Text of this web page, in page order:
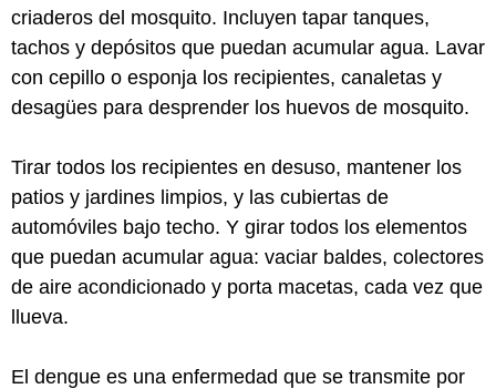
criaderos del mosquito. Incluyen tapar tanques,
tachos y depósitos que puedan acumular agua. Lavar
con cepillo o esponja los recipientes, canaletas y
desagües para desprender los huevos de mosquito.
Tirar todos los recipientes en desuso, mantener los
patios y jardines limpios, y las cubiertas de
automóviles bajo techo. Y girar todos los elementos
que puedan acumular agua: vaciar baldes, colectores
de aire acondicionado y porta macetas, cada vez que
llueva.
El dengue es una enfermedad que se transmite por